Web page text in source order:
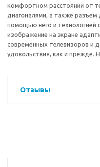
комфортном расстоянии от
диагоналями, а также разъем
помощью него и технологией
изображение на экране
современных телевизоров и
удовольствия, как и прежде.
Отзывы